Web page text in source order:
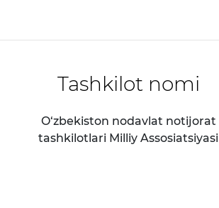
Tashkilot nomi
O‘zbekiston nodavlat notijorat
tashkilotlari Milliy Assosiatsiyasi